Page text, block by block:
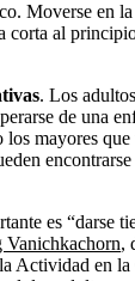
Moverse en
corta al
. Los
de una
mayores
es “darse
Vanichkachorn,
Actividad en